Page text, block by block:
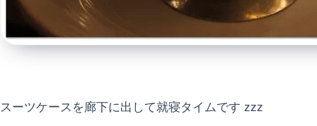
スーツケースを廊下に出して就寝タイムです zzz